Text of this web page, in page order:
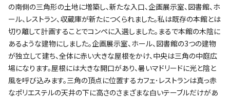
の南側の三角形の土地に増築し、新たな入口、企画展示室、図書館、ホ
ール、レストラン、収蔵庫が新たにつくられました。私は既存の本館とは
切り離して計画することでコンペに入選しました。まるで本館の木陰に
あるような建物にしました。企画展示室、ホール、図書館の3つの建物
が独立して建ち、全体に赤い大きな屋根をかけ、中央は三角の中庭広
場になります。屋根には大きな開口があり、暑いマドリードに光と陰と
風を呼び込みます。三角の頂点に位置するカフェ･レストランは真っ赤
なポリエステルの天井の下に高さのさまざまな白いテーブルだけがあ